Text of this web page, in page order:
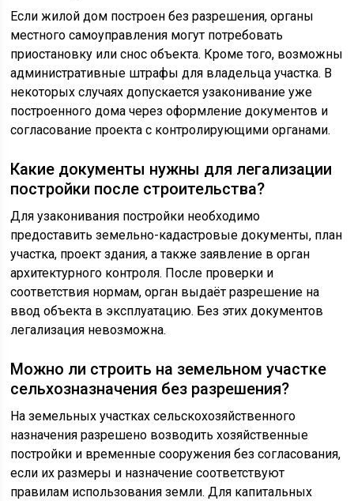
Если жилой дом построен без разрешения, органы
местного самоуправления могут потребовать
приостановку или снос объекта. Кроме того, возможны
административные штрафы для владельца участка. В
некоторых случаях допускается узаконивание уже
построенного дома через оформление документов и
согласование проекта с контролирующими органами.
Какие документы нужны для легализации
постройки после строительства?
Для узаконивания постройки необходимо
предоставить земельно-кадастровые документы, план
участка, проект здания, а также заявление в орган
архитектурного контроля. После проверки и
соответствия нормам, орган выдаёт разрешение на
ввод объекта в эксплуатацию. Без этих документов
легализация невозможна.
Можно ли строить на земельном участке
сельхозназначения без разрешения?
На земельных участках сельскохозяйственного
назначения разрешено возводить хозяйственные
постройки и временные сооружения без согласования,
если их размеры и назначение соответствуют
правилам использования земли. Для капитальных